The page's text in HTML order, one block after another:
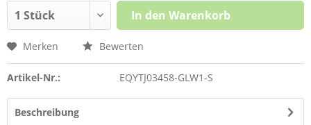
In den Warenkorb
Merken Bewerten
Artikel-Nr.: EQYTJ03458-GLW1-S
Beschreibung